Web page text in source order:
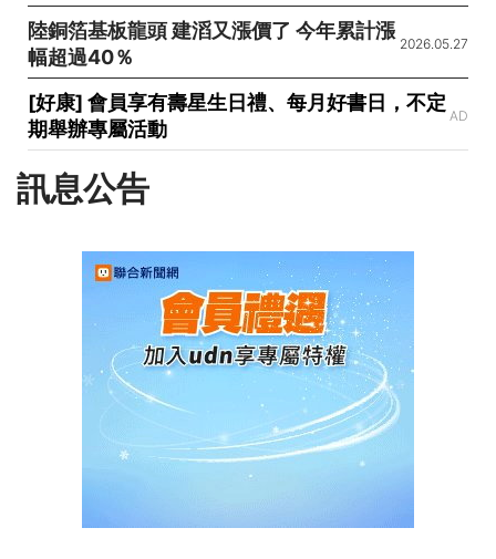
陸銅箔基板龍頭 建滔又漲價了 今年累計漲
幅超過40％
2026.05.27
[好康] 會員享有壽星生日禮、每月好書日，不定
期舉辦專屬活動
AD
訊息公告